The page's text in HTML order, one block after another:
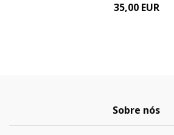
35,00 EUR
Sobre nós